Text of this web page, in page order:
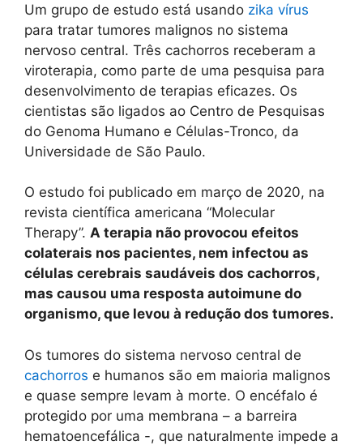
Um grupo de estudo está usando zika vírus
para tratar tumores malignos no sistema
nervoso central. Três cachorros receberam a
viroterapia, como parte de uma pesquisa para
desenvolvimento de terapias eficazes. Os
cientistas são ligados ao Centro de Pesquisas
do Genoma Humano e Células-Tronco, da
Universidade de São Paulo.
O estudo foi publicado em março de 2020, na
revista científica americana “Molecular
Therapy”. A terapia não provocou efeitos
colaterais nos pacientes, nem infectou as
células cerebrais saudáveis dos cachorros,
mas causou uma resposta autoimune do
organismo, que levou à redução dos tumores.
Os tumores do sistema nervoso central de
cachorros e humanos são em maioria malignos
e quase sempre levam à morte. O encéfalo é
protegido por uma membrana – a barreira
hematoencefálica -, que naturalmente impede a